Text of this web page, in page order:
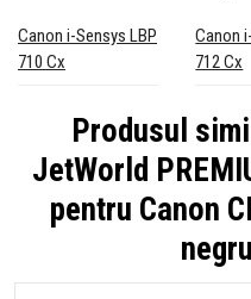
Canon i-Sensys LBP
710 Cx
Canon
712 Cx
Produsul
JetWorld
pentru Canon